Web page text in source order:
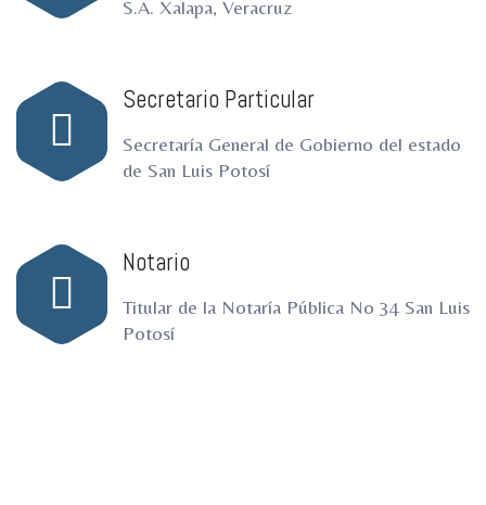
S.A. Xalapa, Veracruz
Secretario Particular
Secretaría General de Gobierno del estado
de San Luis Potosí
Notario
Titular de la Notaría Pública No 34 San Luis
Potosí